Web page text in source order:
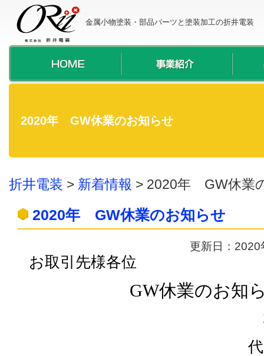
金属小物塗装・部品パーツと塗装加工の折井電装
2020年 GW休業のお知らせ
折井電装 > 新着情報 > 2020年 GW休業
2020年 GW休業のお知らせ
更新日：
お取引先様各位
GW休業のお知